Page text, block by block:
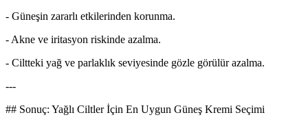
- Güneşin zararlı etkilerinden korunma.
- Akne ve iritasyon riskinde azalma.
- Ciltteki yağ ve parlaklık seviyesinde gözle görülür azalma.
---
## Sonuç: Yağlı Ciltler İçin En Uygun Güneş Kremi Seçimi